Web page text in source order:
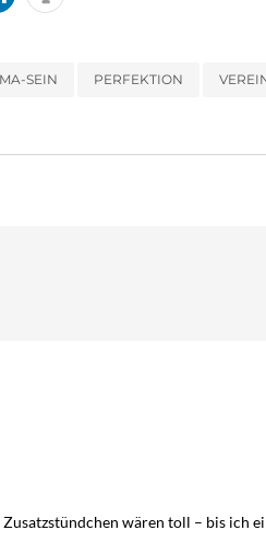
SEIN PERFEKTION
Zusatzstündchen wären toll – bis